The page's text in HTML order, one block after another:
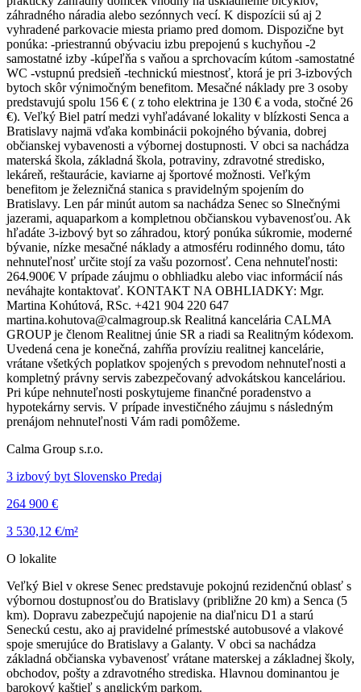
záhradného náradia alebo sezónnych vecí. K dispozícii sú aj 2
vyhradené parkovacie miesta priamo pred domom. Dispozične byt
ponúka: -priestrannú obývaciu izbu prepojenú s kuchyňou -2
samostatné izby -kúpeľňa s vaňou a sprchovacím kútom -samostatné
WC -vstupnú predsieň -technickú miestnosť, ktorá je pri 3-izbových
bytoch skôr výnimočným benefitom. Mesačné náklady pre 3 osoby
predstavujú spolu 156 € ( z toho elektrina je 130 € a voda, stočné 26
€). Veľký Biel patrí medzi vyhľadávané lokality v blízkosti Senca a
Bratislavy najmä vďaka kombinácii pokojného bývania, dobrej
občianskej vybavenosti a výbornej dostupnosti. V obci sa nachádza
materská škola, základná škola, potraviny, zdravotné stredisko,
lekáreň, reštaurácie, kaviarne aj športové možnosti. Veľkým
benefitom je železničná stanica s pravidelným spojením do
Bratislavy. Len pár minút autom sa nachádza Senec so Slnečnými
jazerami, aquaparkom a kompletnou občianskou vybavenosťou. Ak
hľadáte 3-izbový byt so záhradou, ktorý ponúka súkromie, moderné
bývanie, nízke mesačné náklady a atmosféru rodinného domu, táto
nehnuteľnosť určite stojí za vašu pozornosť. Cena nehnuteľnosti:
264.900€ V prípade záujmu o obhliadku alebo viac informácií nás
neváhajte kontaktovať. KONTAKT NA OBHLIADKY: Mgr.
Martina Kohútová, RSc. +421 904 220 647
martina.kohutova@calmagroup.sk Realitná kancelária CALMA
GROUP je členom Realitnej únie SR a riadi sa Realitným kódexom.
Uvedená cena je konečná, zahŕňa províziu realitnej kancelárie,
vrátane všetkých poplatkov spojených s prevodom nehnuteľnosti a
kompletný právny servis zabezpečovaný advokátskou kanceláriou.
Pri kúpe nehnuteľnosti poskytujeme finančné poradenstvo a
hypotekárny servis. V prípade investičného záujmu s následným
prenájom nehnuteľnosti Vám radi pomôžeme.
Calma Group s.r.o.
3 izbový byt Slovensko Predaj
264 900 €
3 530,12 €/m²
O lokalite
Veľký Biel v okrese Senec predstavuje pokojnú rezidenčnú oblasť s
výbornou dostupnosťou do Bratislavy (približne 20 km) a Senca (5
km). Dopravu zabezpečujú napojenie na diaľnicu D1 a starú
Seneckú cestu, ako aj pravidelné prímestské autobusové a vlakové
spoje smerujúce do Bratislavy a Galanty. V obci sa nachádza
základná občianska vybavenosť vrátane materskej a základnej školy,
obchodov, pošty a zdravotného strediska. Hlavnou dominantou je
barokový kaštieľ s anglickým parkom.